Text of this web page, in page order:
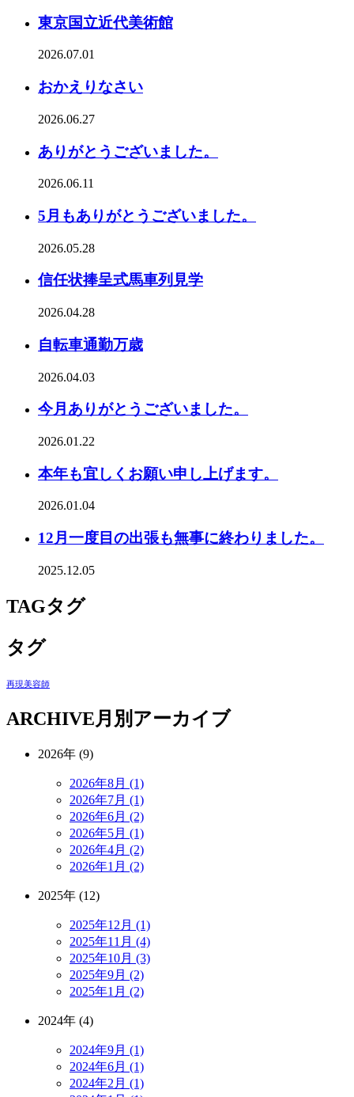
東京国立近代美術館
2026.07.01
おかえりなさい
2026.06.27
ありがとうございました。
2026.06.11
5月もありがとうございました。
2026.05.28
信任状捧呈式馬車列見学
2026.04.28
自転車通勤万歳
2026.04.03
今月ありがとうございました。
2026.01.22
本年も宜しくお願い申し上げます。
2026.01.04
12月一度目の出張も無事に終わりました。
2025.12.05
TAGタグ
タグ
再現美容師
ARCHIVE月別アーカイブ
2026年 (9)
2026年8月 (1)
2026年7月 (1)
2026年6月 (2)
2026年5月 (1)
2026年4月 (2)
2026年1月 (2)
2025年 (12)
2025年12月 (1)
2025年11月 (4)
2025年10月 (3)
2025年9月 (2)
2025年1月 (2)
2024年 (4)
2024年9月 (1)
2024年6月 (1)
2024年2月 (1)